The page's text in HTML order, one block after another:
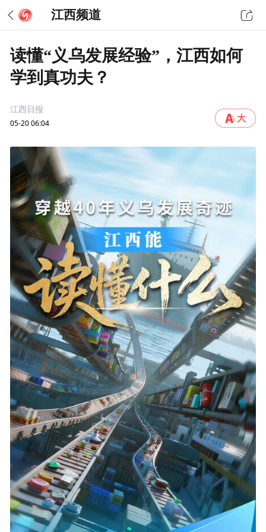
江西频道
读懂“义乌发展经验”，江西如何
学到真功夫？
江西日报
05-20 06:04